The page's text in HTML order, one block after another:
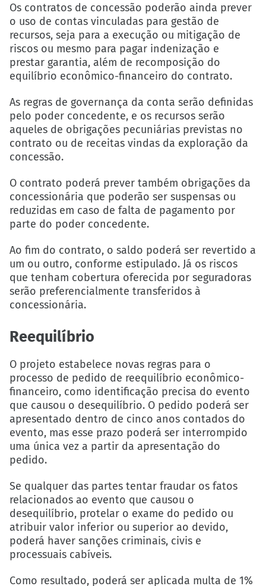
Os contratos de concessão poderão ainda prever
o uso de contas vinculadas para gestão de
recursos, seja para a execução ou mitigação de
riscos ou mesmo para pagar indenização e
prestar garantia, além de recomposição do
equilíbrio econômico-financeiro do contrato.
As regras de governança da conta serão definidas
pelo poder concedente, e os recursos serão
aqueles de obrigações pecuniárias previstas no
contrato ou de receitas vindas da exploração da
concessão.
O contrato poderá prever também obrigações da
concessionária que poderão ser suspensas ou
reduzidas em caso de falta de pagamento por
parte do poder concedente.
Ao fim do contrato, o saldo poderá ser revertido a
um ou outro, conforme estipulado. Já os riscos
que tenham cobertura oferecida por seguradoras
serão preferencialmente transferidos à
concessionária.
Reequilíbrio
O projeto estabelece novas regras para o
processo de pedido de reequilíbrio econômico-
financeiro, como identificação precisa do evento
que causou o desequilíbrio. O pedido poderá ser
apresentado dentro de cinco anos contados do
evento, mas esse prazo poderá ser interrompido
uma única vez a partir da apresentação do
pedido.
Se qualquer das partes tentar fraudar os fatos
relacionados ao evento que causou o
desequilíbrio, protelar o exame do pedido ou
atribuir valor inferior ou superior ao devido,
poderá haver sanções criminais, civis e
processuais cabíveis.
Como resultado, poderá ser aplicada multa de 1%